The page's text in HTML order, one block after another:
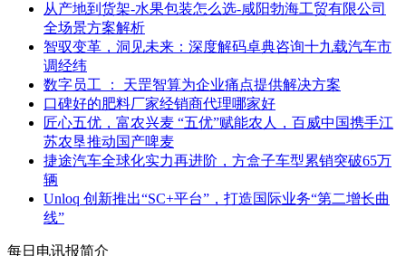
从产地到货架-水果包装怎么选-咸阳勃海工贸有限公司
全场景方案解析
智驭变革，洞见未来：深度解码卓典咨询十九载汽车市
调经纬
数字员工 ： 天罡智算为企业痛点提供解决方案
口碑好的肥料厂家经销商代理哪家好
匠心五优，富农兴麦 “五优”赋能农人，百威中国携手江
苏农垦推动国产啤麦
捷途汽车全球化实力再进阶，方盒子车型累销突破65万
辆
Unloq 创新推出“SC+平台”，打造国际业务“第二增长曲
线”
每日电讯报简介